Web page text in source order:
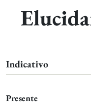
Indicativo
Presente